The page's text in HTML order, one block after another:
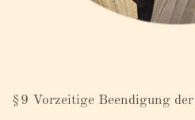
§9 Vorzeitige Beendigung